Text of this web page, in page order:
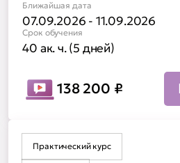
Ближайшая дата
07.09.2026 - 11.09.2026
Срок обучения
40 ак. ч. (5 дней)
138 200 ₽
Практический курс